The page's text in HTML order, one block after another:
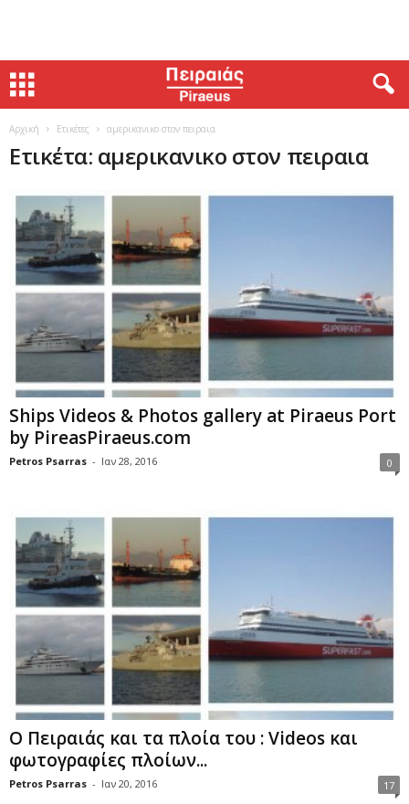
Αρχική Ετικέτες αμερικανικο στον πειραια
Ετικέτα: αμερικανικο στον πειραια
Ships Videos & Photos gallery at Piraeus Port
by PireasPiraeus.com
Petros Psarras - Ιαν 28, 2016 0
Ο Πειραιάς και τα πλοία του : Videos και
φωτογραφίες πλοίων...
Petros Psarras - Ιαν 20, 2016 17